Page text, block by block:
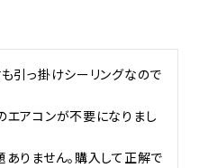
引っ掛けシーリングなので
エアコンが不要になりまし
りません。購入して正解で